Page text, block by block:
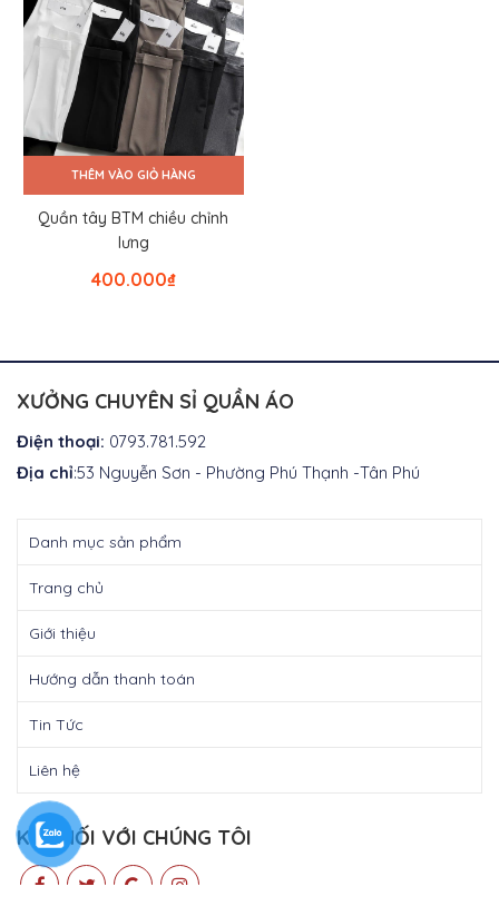
THÊM VÀO GIỎ HÀNG
Quần tây BTM chiều chỉnh
lưng
₫
400.000
XƯỞNG CHUYÊN SỈ QUẦN ÁO
Điện thoại: 0793.781.592
Địa chỉ:53 Nguyễn Sơn - Phường Phú Thạnh -Tân Phú
Danh mục sản phẩm
Trang chủ
Giới thiệu
Hướng dẫn thanh toán
Tin Tức
Liên hệ
KẾT NỐI VỚI CHÚNG TÔI